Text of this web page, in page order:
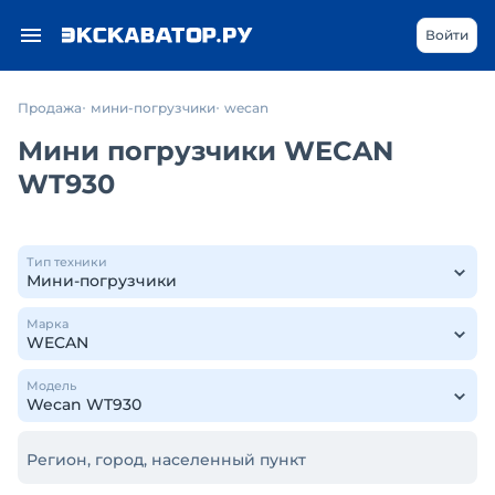
Войти
Продажа мини-погрузчики wecan
Мини погрузчики WECAN
WT930
Тип техники
Марка
Модель
Регион, город, населенный пункт